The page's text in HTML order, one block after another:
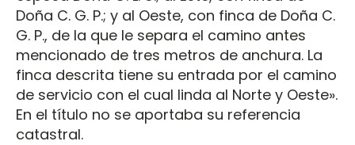
Doña C. G. P.; y al Oeste, con finca de Doña C.
G. P., de la que le separa el camino antes
mencionado de tres metros de anchura. La
finca descrita tiene su entrada por el camino
de servicio con el cual linda al Norte y Oeste».
En el título no se aportaba su referencia
catastral.